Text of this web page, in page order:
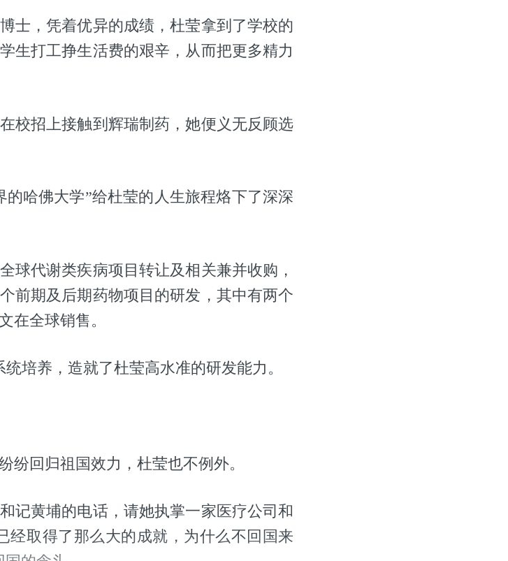
士，凭着优异的成绩，杜莹拿到了学校的
生打工挣生活费的艰辛，从而把更多精力
校招上接触到辉瑞制药，她便义无反顾选
哈佛大学”给杜莹的人生旅程烙下了深深
球代谢类疾病项目转让及相关兼并收购，
前期及后期药物项目的研发，其中有两个
在全球销售。
培养，造就了杜莹高水准的研发能力。
纷回归祖国效力，杜莹也不例外。
记黄埔的电话，请她执掌一家医疗公司和
经取得了那么大的成就，为什么不回国来